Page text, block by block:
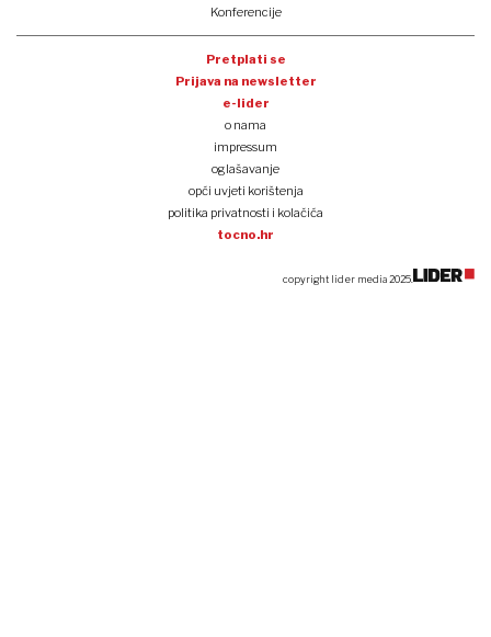
Konferencije
Pretplati se
Prijava na newsletter
e-lider
o nama
impressum
oglašavanje
opći uvjeti korištenja
politika privatnosti i kolačića
tocno.hr
copyright lider media 2025.